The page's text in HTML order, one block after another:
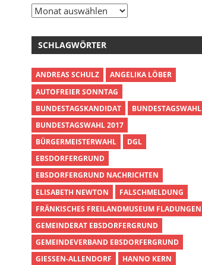
Archiv
SCHLAGWÖRTER
ANDREAS SCHULZ
ANGELIKA LÖBER
AUTOFREIER SONNTAG
BUNDESTAGSKANDIDAT
BUNDESTAGSWAHL
BUNDESTAGSWAHL 2017
BÜRGERMEISTERWAHL
DGL
EBSDORFERGRUND
EBSDORFERGRUND NACHRICHTEN
ELISABETH NEWTON
FALSCHMELDUNG
FRÄNKISCHES FREILANDMUSEUM FLADUNGEN
GEMEINDERAT EBSDORFERGRUND
GEMEINDEVERBAND EBSDORFERGRUND
GIESSEN-ALLENDORF
HANNO KERN